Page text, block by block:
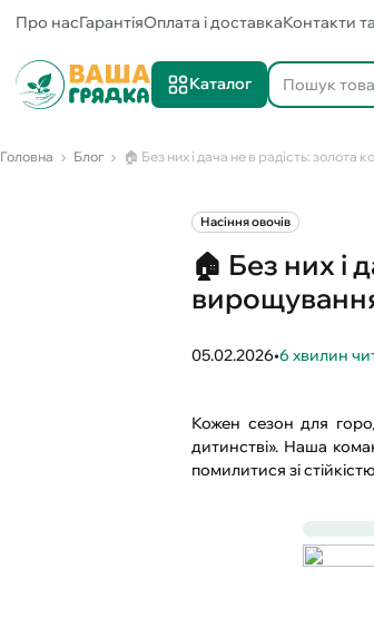
Про насГарантіяОплата і доставкаКонтакти
Каталог
Головна Блог 🏠 Без них і дача не в радість: золота
Насіння овочів
🏠 Без них і
вирощування
05.02.2026•6 хвилин
Кожен сезон для
дитинстві». Наша
помилитися зі